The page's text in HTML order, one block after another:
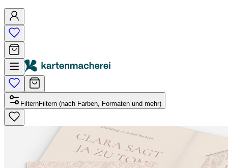
FilternFiltern (nach Farben, Formaten und mehr)